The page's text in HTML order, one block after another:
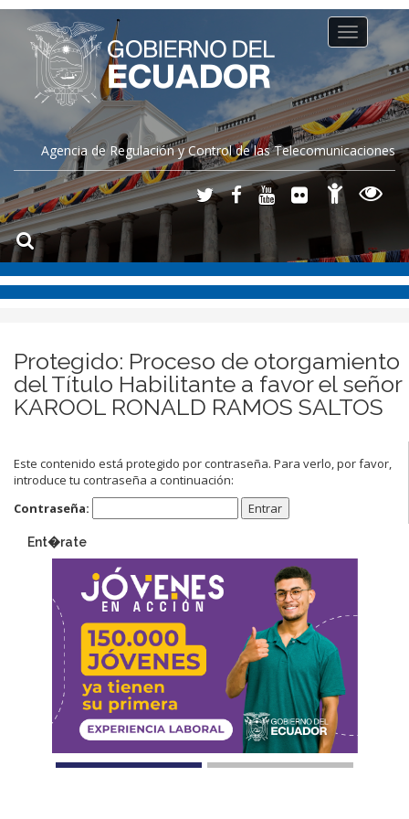
Agencia de Regulación y Control de las Telecomunicaciones
Toggle
navigation
Protegido: Proceso de otorgamiento
del Título Habilitante a favor el señor
KAROOL RONALD RAMOS SALTOS
Este contenido está protegido por contraseña. Para verlo, por favor,
introduce tu contraseña a continuación:
Contraseña:
Ent�rate